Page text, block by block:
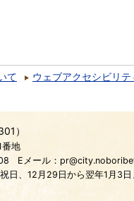
て ウェブアクセシビリテ
）
番地
Eメール：
日、12月29日から翌年1月3日